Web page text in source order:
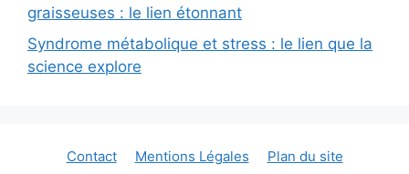
graisseuses : le lien étonnant
Syndrome métabolique et stress : le lien que la
science explore
Contact Mentions Légales
Plan du site